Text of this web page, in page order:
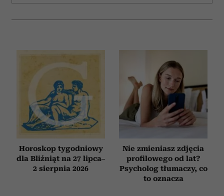
Partnerzy mogą połączyć te informacje z innymi danymi
Horoskop tygodniowy
dla Bliźniąt na 27 lipca–
2 sierpnia 2026
Nie zmieniasz zdjęcia
profilowego od lat?
Psycholog tłumaczy, co
to oznacza